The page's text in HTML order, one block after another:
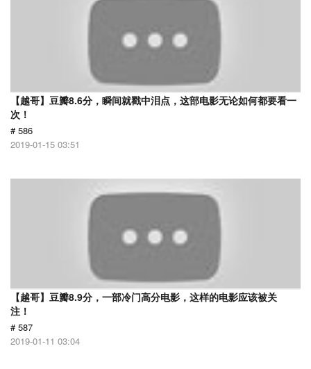
【越哥】豆瓣8.6分，瞬间就戳中泪点，这部电影无论如何都要看一
次！
# 586
2019-01-15 03:51
【越哥】豆瓣8.9分，一部冷门高分电影，这样的电影应该被关
注！
# 587
2019-01-11 03:04